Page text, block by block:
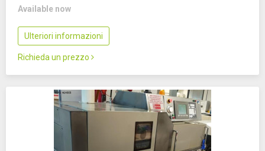
Available now
Ulteriori informazioni
Richieda un prezzo